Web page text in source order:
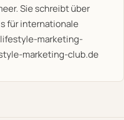
Sie schreibt über
für internationale
marketing-
marketing-club.de